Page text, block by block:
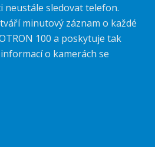
sledovat telefon.
minutový záznam o každé
100 a poskytuje tak
o kamerách se